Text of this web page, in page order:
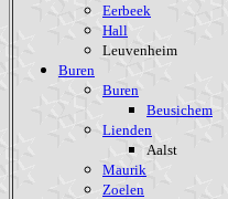
Eerbeek
Hall
Leuvenheim
Buren
Buren
Beusichem
Lienden
Aalst
Maurik
Zoelen